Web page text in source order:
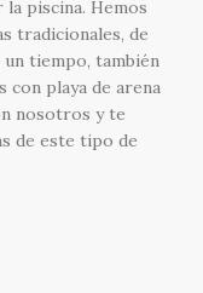
piscina. Hemos
tradicionales, de
un tiempo, también
con playa de arena
nosotros y te
de este tipo de